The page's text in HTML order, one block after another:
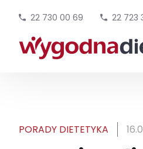
22 730 00 69 22 723
PORADY DIETETYKA